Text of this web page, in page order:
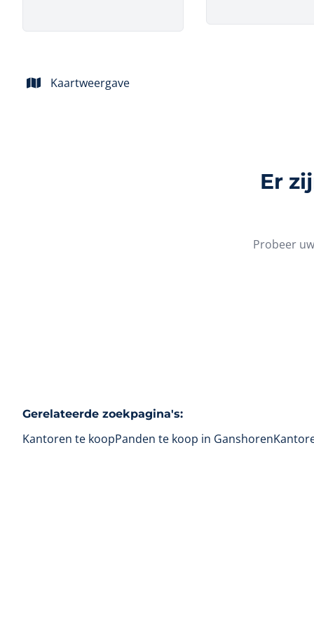
Kaartweergave
Er
Probeer
Gerelateerde zoekpagina's:
Kantoren te koopPanden te koop in Ganshoren